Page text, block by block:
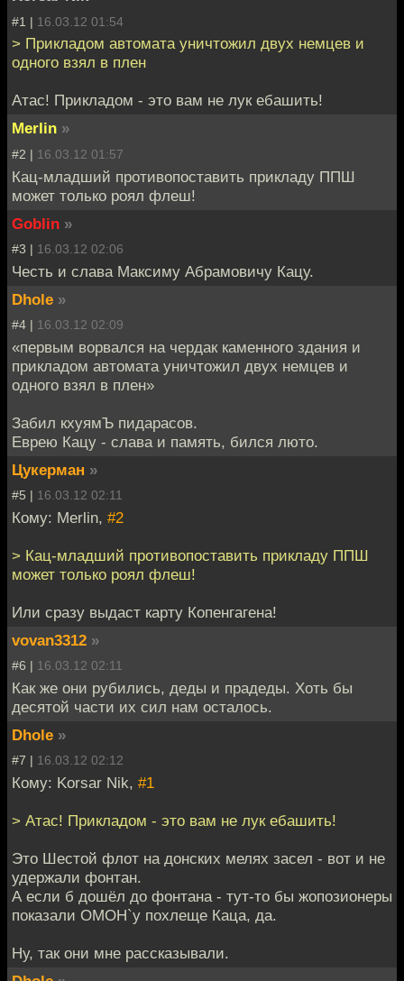
#1 | 16.03.12 01:54
> Прикладом автомата уничтожил двух немцев и
одного взял в плен
Атас! Прикладом - это вам не лук ебашить!
Merlin »
#2 | 16.03.12 01:57
Кац-младший противопоставить прикладу ППШ
может только роял флеш!
Goblin »
#3 | 16.03.12 02:06
Честь и слава Максиму Абрамовичу Кацу.
Dhole »
#4 | 16.03.12 02:09
«первым ворвался на чердак каменного здания и
прикладом автомата уничтожил двух немцев и
одного взял в плен»
Забил кхуямЪ пидарасов.
Еврею Кацу - слава и память, бился люто.
Цукерман »
#5 | 16.03.12 02:11
Кому: Merlin, #2
> Кац-младший противопоставить прикладу ППШ
может только роял флеш!
Или сразу выдаст карту Копенгагена!
vovan3312 »
#6 | 16.03.12 02:11
Как же они рубились, деды и прадеды. Хоть бы
десятой части их сил нам осталось.
Dhole »
#7 | 16.03.12 02:12
Кому: Korsar Nik, #1
> Атас! Прикладом - это вам не лук ебашить!
Это Шестой флот на донских мелях засел - вот и не
удержали фонтан.
А если б дошёл до фонтана - тут-то бы жопозионеры
показали ОМОН`у похлеще Каца, да.
Ну, так они мне рассказывали.